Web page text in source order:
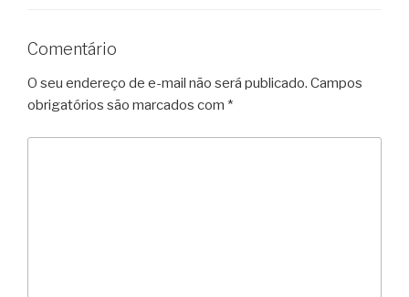
Comentário
O seu endereço de e-mail não será publicado. Campos
obrigatórios são marcados com *